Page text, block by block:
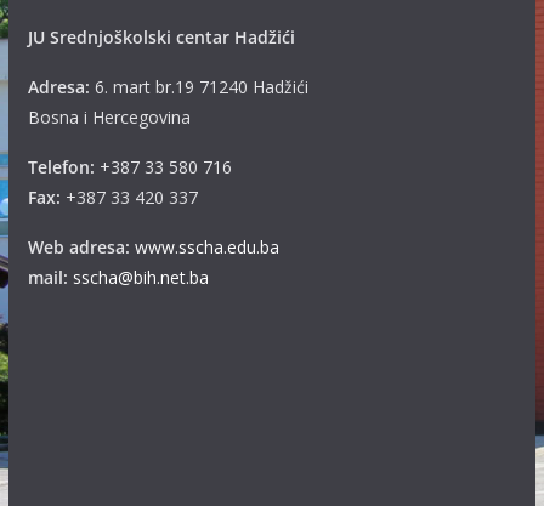
JU Srednjoškolski centar Hadžići
Adresa: 6. mart br.19 71240 Hadžići
Bosna i Hercegovina
Telefon: +387 33 580 716
Fax: +387 33 420 337
Web adresa: www.sscha.edu.ba
mail: sscha@bih.net.ba